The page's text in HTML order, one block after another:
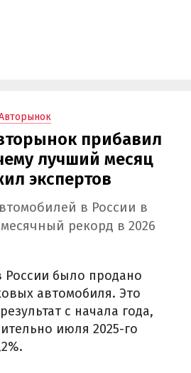
прибавил
лучший месяц
экспертов
в России в
рекорд в 2026
России было продано
автомобиля. Это
с начала года,
июля 2025-го